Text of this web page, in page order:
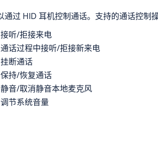
通过 HID 耳机控制通话。支持的通话控制
接听/拒接来电
通话过程中接听/拒接新来电
挂断通话
保持/恢复通话
静音/取消静音本地麦克风
调节系统音量